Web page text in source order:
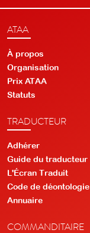
ATAA
À propos
Organisation
Prix ATAA
Statuts
TRADUCTEUR
Adhérer
Guide du traducteur
L'Écran Traduit
Code de déontologie
Annuaire
COMMANDITAIRE